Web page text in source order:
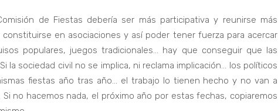
de Fiestas debería ser más participativa y reunirse más
en asociaciones y así poder tener fuerza para acercar
populares, juegos tradicionales… hay que conseguir que las
la sociedad civil no se implica, ni reclama implicación… los políticos
fiestas año tras año… el trabajo lo tienen hecho y no van a
no hacemos nada, el próximo año por estas fechas, copiaremos